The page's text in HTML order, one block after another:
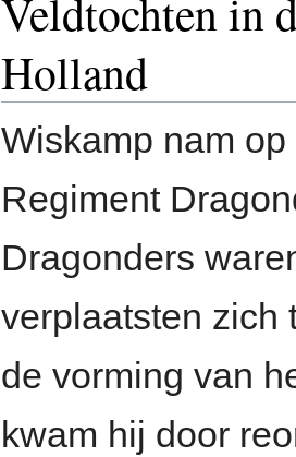
Veldtochten in
Holland
Wiskamp nam
Regiment
Dragonders
verplaatsten zich
de vorming van
kwam hij door